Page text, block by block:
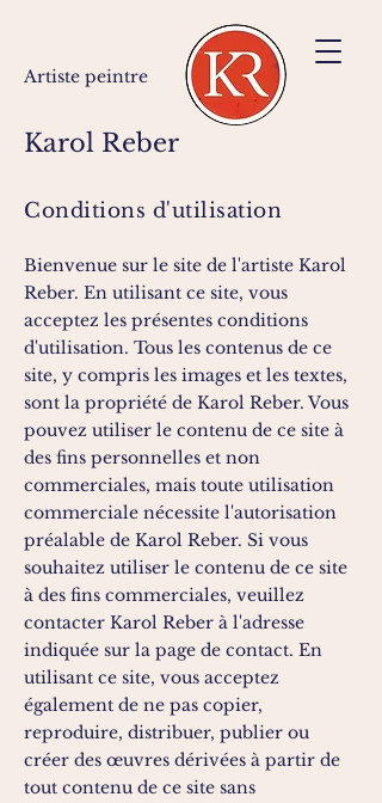
Karol Reber
Artiste peintre
Conditions d'utilisation
Bienvenue sur le site de l'artiste Karol
Reber. En utilisant ce site, vous
acceptez les présentes conditions
d'utilisation. Tous les contenus de ce
site, y compris les images et les textes,
sont la propriété de Karol Reber. Vous
pouvez utiliser le contenu de ce site à
des fins personnelles et non
commerciales, mais toute utilisation
commerciale nécessite l'autorisation
préalable de Karol Reber. Si vous
souhaitez utiliser le contenu de ce site
à des fins commerciales, veuillez
contacter Karol Reber à l'adresse
indiquée sur la page de contact. En
utilisant ce site, vous acceptez
également de ne pas copier,
reproduire, distribuer, publier ou
créer des œuvres dérivées à partir de
tout contenu de ce site sans